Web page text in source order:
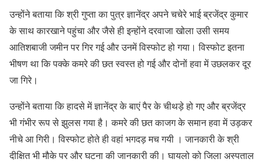
उन्होंने बताया कि श्री गुप्ता का पुत्र ज्ञानेंद्र अपने चचेरे भाई ब्रजेंद्र कुमार
के साथ कारखाने पहुंचा और जैसे ही इन्होंने दरवाजा खोला उसी समय
आतिशबाजी जमीन पर गिर गई और उनमें विस्फोट हो गया। विस्फोट इतना
भीषण था कि पक्के कमरे की छत स्वस्त हो गई और दोनों हवा में उछलकर दूर
जा गिरे।
उन्होंने बताया कि हादसे में ज्ञानेंद्र के बाएं पैर के चीथड़े हो गए और ब्रजेंद्र
भी गंभीर रूप से झुलस गया है। कमरे की छत काजग के समान हवा में उड़कर
नीचे आ गिरी। विस्फोट होते ही वहां भगदड़ मच गयी । जानकारी के श्री
दीक्षित भी मौके पर और घटना की जानकारी की। घायलो को जिला अस्पताल